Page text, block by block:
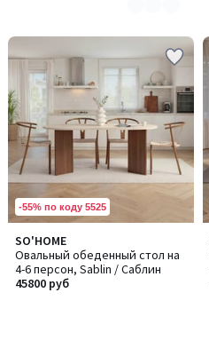
-55% по коду 5525
SO'HOME
Овальный обеденный стол на
4-6 персон, Sablin / Саблин
45800 руб